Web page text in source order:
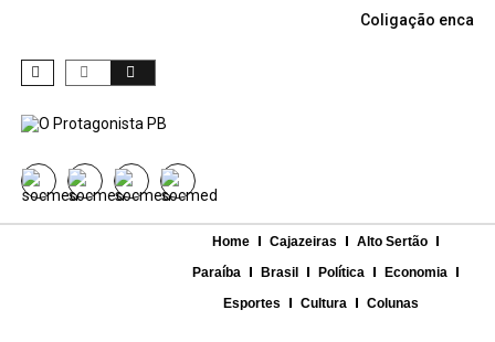
Coligação
Home Cajazeiras
Alto Sertão
Paraíba
Brasil Política
Economia
Esportes
Cultura Colunas